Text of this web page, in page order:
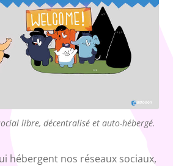
libre, décentralisé et auto-hébergé.
hébergent nos réseaux sociaux,